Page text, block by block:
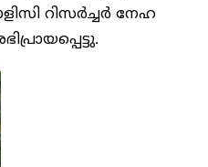
റിസർച്ചർ നേഹ